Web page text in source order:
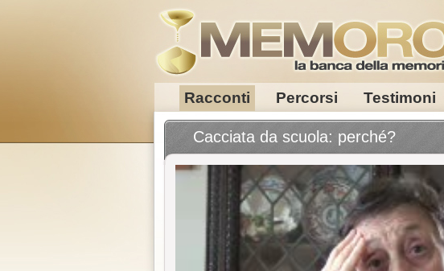
Racconti Percorsi Testimoni
Cacciata da scuola: perché?